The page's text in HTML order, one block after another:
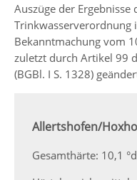
Auszüge der
Trinkwasserverordnung
Bekanntmachung vom
zuletzt durch Artikel 99
(BGBl. I S. 1328)
Allertshofen/
Gesamthärte: 10,1 °d